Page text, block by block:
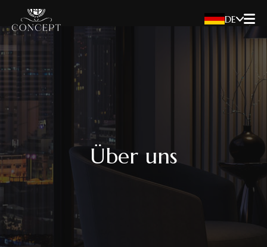
DE
Über uns